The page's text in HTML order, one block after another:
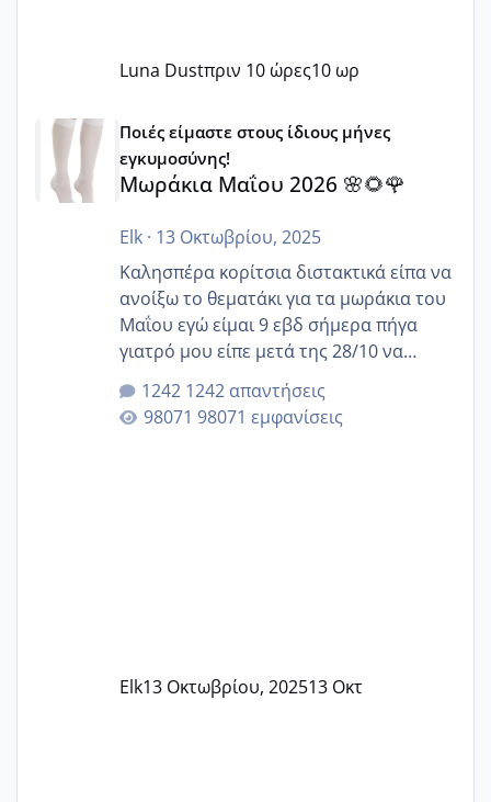
Luna Dustπριν 10 ώρες10 ωρ
Μωράκια Μαΐου 2026 🌸🌻🌹
Ποιές είμαστε στους ίδιους μήνες
εγκυμοσύνης!
Μωράκια Μαΐου 2026 🌸🌻🌹
Elk· 13 Οκτωβρίου, 2025
Καλησπέρα κορίτσια διστακτικά είπα να
ανοίξω το θεματάκι για τα μωράκια του
Μαΐου εγώ είμαι 9 εβδ σήμερα πήγα
γιατρό μου είπε μετά της 28/10 να
κλείσω ραντεβού για την αυχενική είναι
καμιά άλλη κοπέλα να γεννάει Μάιο ;;
1242 απαντήσεις
98071 εμφανίσεις
Elk13 Οκτωβρίου, 202513 Οκτ